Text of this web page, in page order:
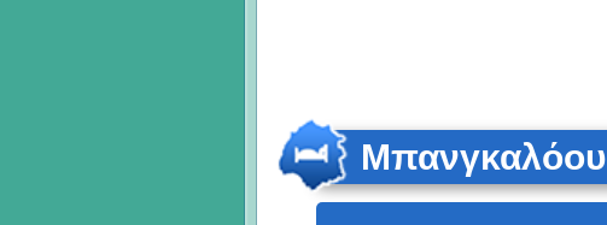
Μπανγκαλόου